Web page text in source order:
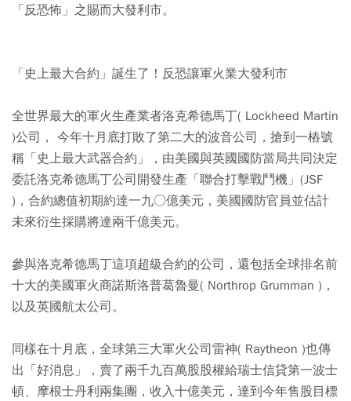
「反恐怖」之賜而大發利市。
「史上最大合約」誕生了！反恐讓軍火業大發利市
全世界最大的軍火生產業者洛克希德馬丁( Lockheed Martin
)公司， 今年十月底打敗了第二大的波音公司，搶到一樁號
稱「史上最大武器合約」，由美國與英國國防當局共同決定
委託洛克希德馬丁公司開發生產「聯合打擊戰鬥機」(JSF
)，合約總值初期約達一九○億美元，美國國防官員並估計
未來衍生採購將達兩千億美元。
參與洛克希德馬丁這項超級合約的公司，還包括全球排名前
十大的美國軍火商諾斯洛普葛魯曼( Northrop Grumman )，
以及英國航太公司。
同樣在十月底，全球第三大軍火公司雷神( Raytheon )也傳
出「好消息」，賣了兩千九百萬股股權給瑞士信貸第一波士
頓、摩根士丹利兩集團，收入十億美元，達到今年售股目標